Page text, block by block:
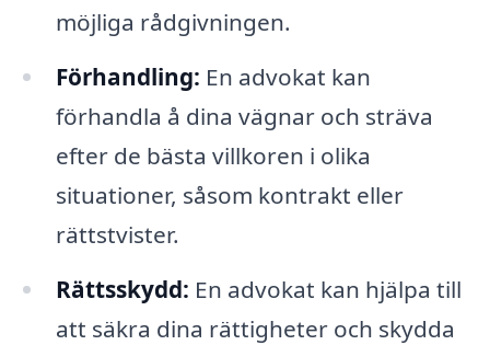
möjliga rådgivningen.
Förhandling: En advokat kan
förhandla å dina vägnar och sträva
efter de bästa villkoren i olika
situationer, såsom kontrakt eller
rättstvister.
Rättsskydd: En advokat kan hjälpa till
att säkra dina rättigheter och skydda